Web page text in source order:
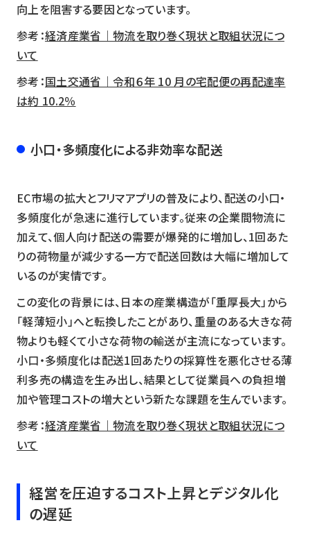
向上を阻害する要因となっています。
参考：経済産業省｜物流を取り巻く現状と取組状況につ
いて
参考：国土交通省｜令和６年 10 月の宅配便の再配達率
は約 10.2％
小口・多頻度化による非効率な配送
EC市場の拡大とフリマアプリの普及により、配送の小口・
多頻度化が急速に進行しています。従来の企業間物流に
加えて、個人向け配送の需要が爆発的に増加し、1回あた
りの荷物量が減少する一方で配送回数は大幅に増加して
いるのが実情です。
この変化の背景には、日本の産業構造が「重厚長大」から
「軽薄短小」へと転換したことがあり、重量のある大きな荷
物よりも軽くて小さな荷物の輸送が主流になっています。
小口・多頻度化は配送1回あたりの採算性を悪化させる薄
利多売の構造を生み出し、結果として従業員への負担増
加や管理コストの増大という新たな課題を生んでいます。
参考：経済産業省｜物流を取り巻く現状と取組状況につ
いて
経営を圧迫するコスト上昇とデジタル化
の遅延